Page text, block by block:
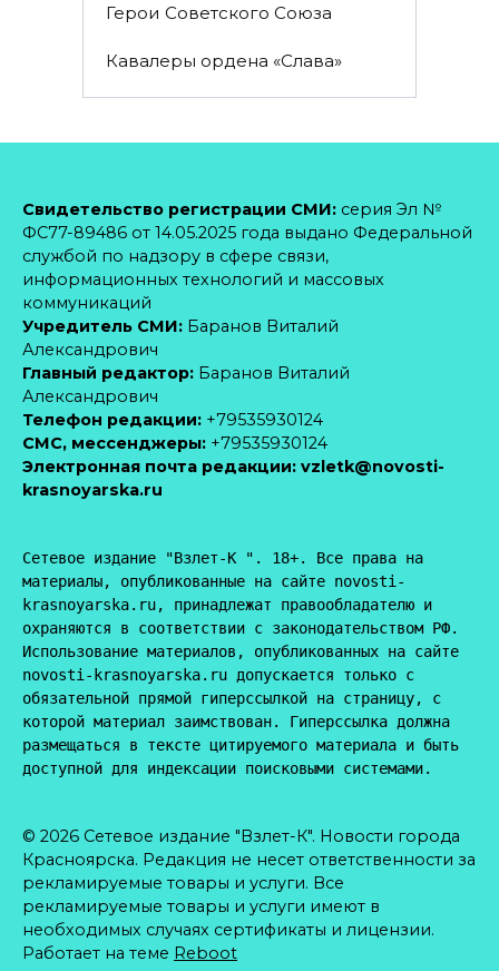
Герои Советского Союза
Кавалеры ордена «Слава»
Свидетельство регистрации СМИ: серия Эл №
ФС77-89486 от 14.05.2025 года выдано Федеральной
службой по надзору в сфере связи,
информационных технологий и массовых
коммуникаций
Учредитель СМИ: Баранов Виталий
Александрович
Главный редактор: Баранов Виталий
Александрович
Телефон редакции: +79535930124
CМС, мессенджеры: +79535930124
Электронная почта редакции: vzletk@novosti-
krasnoyarska.ru
Сетевое издание "Взлет-К ". 18+. Все права на
материалы, опубликованные на сайте novosti-
krasnoyarska.ru, принадлежат правообладателю и
охраняются в соответствии с законодательством РФ.
Использование материалов, опубликованных на сайте
novosti-krasnoyarska.ru допускается только с
обязательной прямой гиперссылкой на страницу, с
которой материал заимствован. Гиперссылка должна
размещаться в тексте цитируемого материала и быть
доступной для индексации поисковыми системами.
© 2026 Сетевое издание "Взлет-К". Новости города
Красноярска. Редакция не несет ответственности за
рекламируемые товары и услуги. Все
рекламируемые товары и услуги имеют в
необходимых случаях сертификаты и лицензии.
Работает на теме Reboot